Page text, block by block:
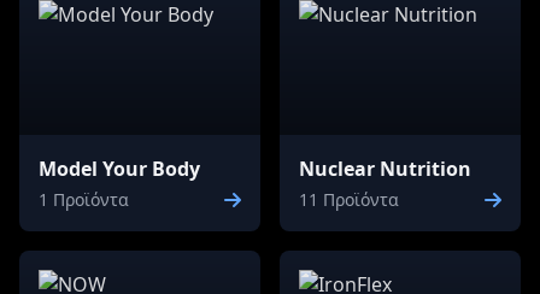
Model Your Body
1 Προϊόντα
Nuclear Nutrition
11 Προϊόντα